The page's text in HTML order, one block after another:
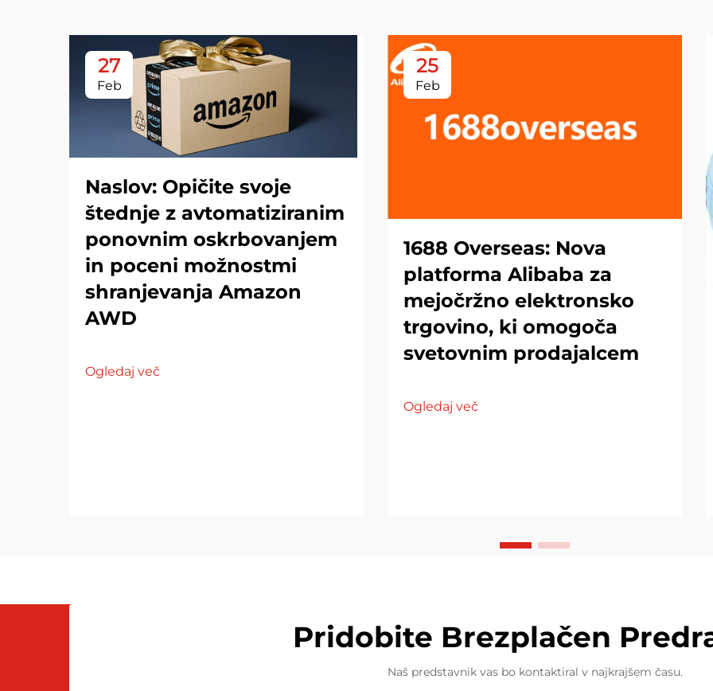
27
Feb
Naslov: Opičite svoje
štednje z avtomatiziranim
ponovnim oskrbovanjem
in poceni možnostmi
shranjevanja Amazon
AWD
Ogledaj več
25
Feb
1688 Overseas: Nova
platforma Alibaba za
mejočržno elektronsko
trgovino, ki omogoča
svetovnim prodajalcem
Ogledaj več
Pridobite Brezplačen
Naš predstavnik vas bo kontaktiral v najkrajšem času.